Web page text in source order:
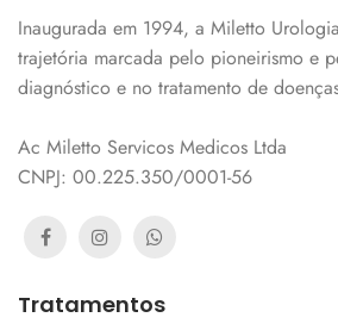
Inaugurada em 1994, a Miletto
trajetória marcada pelo pioneirismo e
diagnóstico e no tratamento de
Ac Miletto Servicos Medicos Ltda
CNPJ: 00.225.350/0001-56
Tratamentos